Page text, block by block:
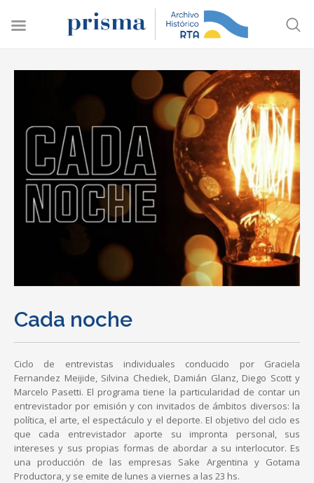
Cada noche
Ciclo de entrevistas individuales conducido por Graciela
Fernandez Meijide, Silvina Chediek, Damián Glanz, Diego Scott y
Marcelo Pasetti. El programa tiene la particularidad de contar un
entrevistador por emisión y con invitados de ámbitos diversos: la
política, el arte, el espectáculo y el deporte. El objetivo del ciclo es
que cada entrevistador aporte su impronta personal, sus
intereses y sus propias formas de abordar a su interlocutor. Es
una producción de las empresas Sake Argentina y Gotama
Productora, y se emite de lunes a viernes a las 23 hs.